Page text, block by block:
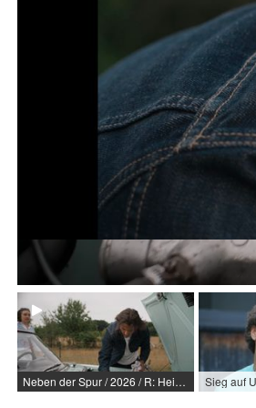
Neben der Spur / 2026 / R: Heinz Böcker